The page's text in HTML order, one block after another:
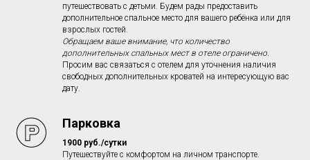
путешествовать с детьми. Будем рады предоставить
дополнительное спальное место для вашего ребёнка или для
взрослых гостей.
Обращаем ваше внимание, что количество
дополнительных спальных мест в отеле ограничено.
Просим вас связаться с отелем для уточнения наличия
свободных дополнительных кроватей на интересующую вас
дату.
Парковка
1900 руб./сутки
Путешествуйте с комфортом на личном транспорте.